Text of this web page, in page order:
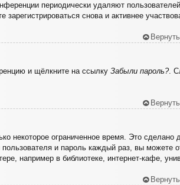
периодически удаляют
снова и активнее
и щёлкните на ссылку Забыли пароль?.
некоторое ограниченное время. Это сделано
и пароль каждый раз, вы можете
например в библиотеке, интернет-кафе,